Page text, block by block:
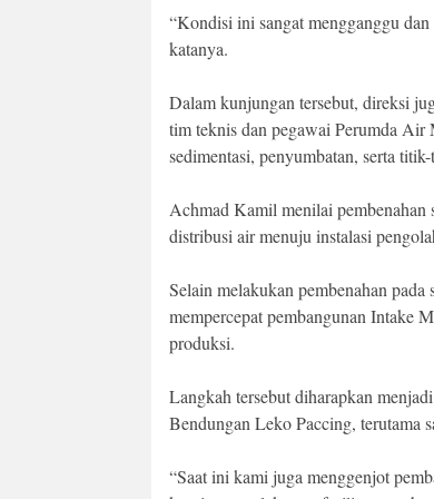
“Kondisi ini sangat mengganggu
katanya.
Dalam kunjungan tersebut, direksi
tim teknis dan pegawai Perumda Air
sedimentasi, penyumbatan, serta
Achmad Kamil menilai
distribusi air menuju instalasi
Selain melakukan pembenahan
mempercepat pembangunan Intake
produksi.
Langkah tersebut diharapkan
Bendungan Leko Paccing, terutama
“Saat ini kami juga menggenjot